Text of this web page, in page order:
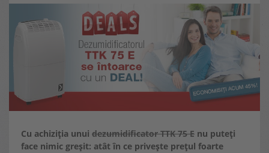
Cu achiziția unui dezumidificator TTK 75 E nu puteți
face nimic greșit: atât în ce privește prețul foarte